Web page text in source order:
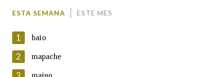
ESTA SEMANA ESTE MES
1 baio
2 mapache